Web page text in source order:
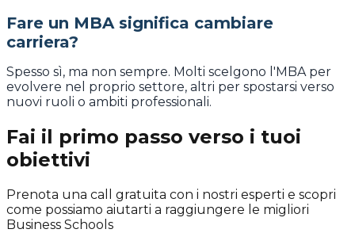
Fare un MBA significa cambiare
carriera?
Spesso sì, ma non sempre. Molti scelgono l'MBA per
evolvere nel proprio settore, altri per spostarsi verso
nuovi ruoli o ambiti professionali.
Fai il primo passo verso i tuoi
obiettivi
Prenota una call gratuita con i nostri esperti e scopri
come possiamo aiutarti a raggiungere le migliori
Business Schools